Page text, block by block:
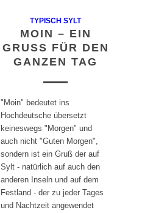
TYPISCH SYLT
MOIN – EIN
GRUSS FÜR DEN G
ANZEN TAG
"Moin" bedeutet ins
Hochdeutsche übersetzt
keineswegs "Morgen" und
auch nicht "Guten Morgen",
sondern ist ein Gruß der auf
Sylt - natürlich auf auch den
anderen Inseln und auf dem
Festland - der zu jeder Tages
und Nachtzeit angewendet